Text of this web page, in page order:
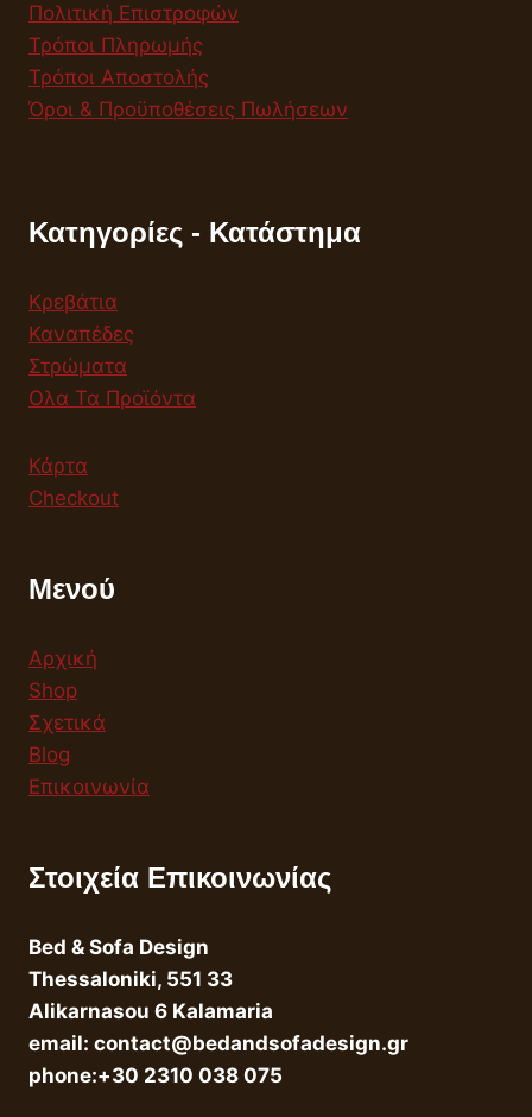
Πολιτική Επιστροφών
Τρόποι Πληρωμής
Τρόποι Αποστολής
Όροι & Προϋποθέσεις Πωλήσεων
Κατηγορίες - Κατάστημα
Κρεβάτια
Καναπέδες
Στρώματα
Ολα Τα Προϊόντα
Κάρτα
Checkout
Μενού
Αρχική
Shop
Σχετικά
Blog
Επικοινωνία
Στοιχεία Επικοινωνίας
Bed & Sofa Design
Thessaloniki, 551 33
Alikarnasou 6 Kalamaria
email: contact@bedandsofadesign.gr
phone:+30 2310 038 075